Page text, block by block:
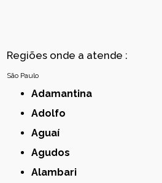
Regiões onde a atende :
São Paulo
Adamantina
Adolfo
Aguaí
Agudos
Alambari